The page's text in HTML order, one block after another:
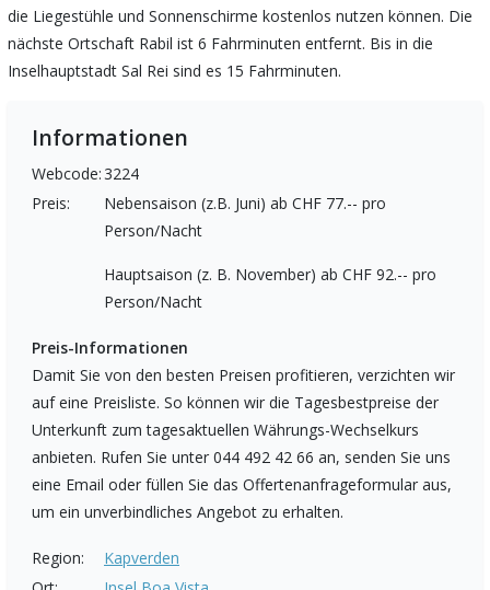
die Liegestühle und Sonnenschirme kostenlos nutzen können. Die
nächste Ortschaft Rabil ist 6 Fahrminuten entfernt. Bis in die
Inselhauptstadt Sal Rei sind es 15 Fahrminuten.
Informationen
Webcode:3224
Preis:
Nebensaison (z.B. Juni) ab CHF 77.-- pro
Person/Nacht
Hauptsaison (z. B. November) ab CHF 92.-- pro
Person/Nacht
Preis-Informationen
Damit Sie von den besten Preisen profitieren, verzichten wir
auf eine Preisliste. So können wir die Tagesbestpreise der
Unterkunft zum tagesaktuellen Währungs-Wechselkurs
anbieten. Rufen Sie unter 044 492 42 66 an, senden Sie uns
eine Email oder füllen Sie das Offertenanfrageformular aus,
um ein unverbindliches Angebot zu erhalten.
Region:
Kapverden